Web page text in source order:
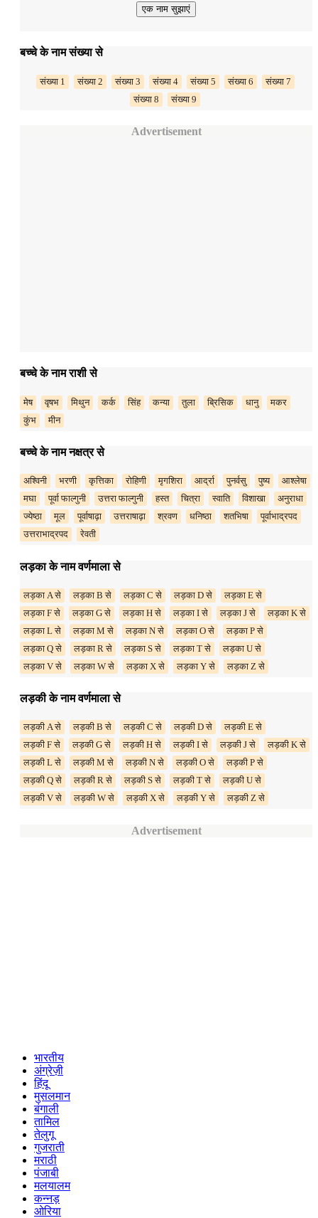
बच्चे के नाम संख्या से
संख्या 1 संख्या 2 संख्या 3 संख्या 4 संख्या 5 संख्या 6
संख्या 7
संख्या 8
संख्या 9
Advertisement
बच्चे के नाम राशी से
मेष वृषभ मिथुन कर्क सिंह कन्या तुला ब्रिसिक धानु
मकर
कुंभ
मीन
बच्चे के नाम नक्षत्र से
अश्विनी भरणी कृत्तिका रोहिणी मृगशिरा आर्द्रा पुनर्वसु पुष्य
आश्लेषा
मघा
पूर्वा फाल्गुनी उत्तरा फाल्गुनी हस्त चित्रा स्वाति विशाखा
अनुराधा
ज्येष्ठा
मूल पूर्वाषाढ़ा उत्तराषाढ़ा श्रवण धनिष्ठा शतभिषा
पूर्वाभाद्रपद
उत्तराभाद्रपद
रेवती
लड़का के नाम वर्णमाला से
लड़का A से लड़का B से लड़का C से लड़का D से
लड़का E से
लड़का F से
लड़का G से लड़का H से लड़का I से लड़का J से
लड़का K से
लड़का L से
लड़का M से लड़का N से लड़का O से
लड़का P से
लड़का Q से
लड़का R से लड़का S से लड़का T से
लड़का U से
लड़का V से
लड़का W से लड़का X से लड़का Y से लड़का Z से
लड़की के नाम वर्णमाला से
लड़की A से लड़की B से लड़की C से लड़की D से
लड़की E से
लड़की F से
लड़की G से लड़की H से लड़की I से लड़की J से
लड़की K से
लड़की L से
लड़की M से लड़की N से लड़की O से
लड़की P से
लड़की Q से
लड़की R से लड़की S से लड़की T से
लड़की U से
लड़की V से
लड़की W से लड़की X से लड़की Y से लड़की Z से
Advertisement
भारतीय
अंग्रेज़ी
हिंदू
मुसलमान
बंगाली
तामिल
तेलुगू
गुजराती
मराठी
पंजाबी
मलयालम
कन्नड़
ओरिया